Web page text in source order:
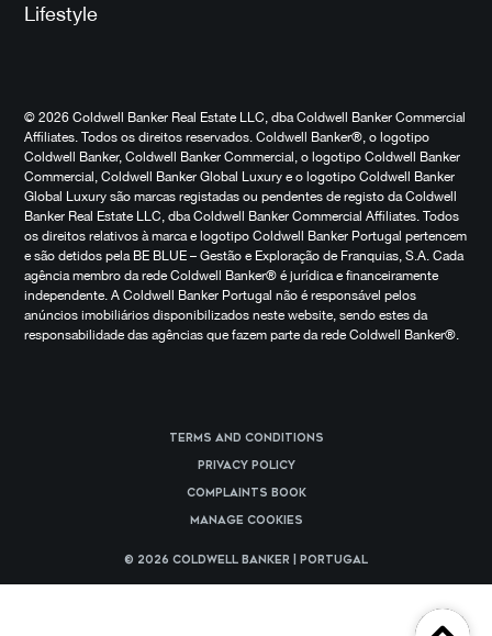
Lifestyle
© 2026 Coldwell Banker Real Estate LLC, dba Coldwell Banker Commercial
Affiliates. Todos os direitos reservados. Coldwell Banker®, o logotipo
Coldwell Banker, Coldwell Banker Commercial, o logotipo Coldwell Banker
Commercial, Coldwell Banker Global Luxury e o logotipo Coldwell Banker
Global Luxury são marcas registadas ou pendentes de registo da Coldwell
Banker Real Estate LLC, dba Coldwell Banker Commercial Affiliates. Todos
os direitos relativos à marca e logotipo Coldwell Banker Portugal pertencem
e são detidos pela BE BLUE – Gestão e Exploração de Franquias, S.A. Cada
agência membro da rede Coldwell Banker® é jurídica e financeiramente
independente. A Coldwell Banker Portugal não é responsável pelos
anúncios imobiliários disponibilizados neste website, sendo estes da
responsabilidade das agências que fazem parte da rede Coldwell Banker®.
Terms and Conditions
Privacy Policy
Complaints Book
Manage cookies
© 2026 Coldwell Banker | Portugal